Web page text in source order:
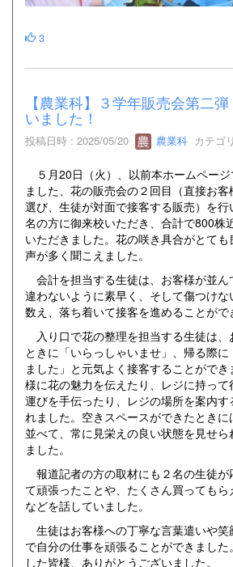
3
【農業科】３学年販売会第二
いました！
投稿日時 : 2025/05/20 農業科 カテゴ
５月20日（火）、以前本ホームページ
ました、花の販売会の２回目（直接お
選び、生徒が対面で接客する販売）を
名の方に御来校いただき、合計で800株
いただきました。花の咲き具合がとて
声が多く聞こえました。
会計を担当する生徒は、お客様が並ん
違わないように素早く、そして傷つけ
数え、落ち着いて接客を進めることがで
入り口で花の整理を担当する生徒は、
ときに「いらっしゃいませ」、帰る際
ました」と元気よく接客することがで
様に花の魅力を伝えたり、レジに持っ
運びを手伝ったり、レジの場所を案内す
れました。空きスペースができたとき
並べて、常に見栄えの良い状態を見せ
ました。
報道記者の方の取材にも２名の生徒が
て頑張ったことや、たくさん買ってもら
などを話していました。
生徒はお客様への丁寧な言葉遣いや笑
で自分の仕事を頑張ることができました
した皆様、ありがとうございました。